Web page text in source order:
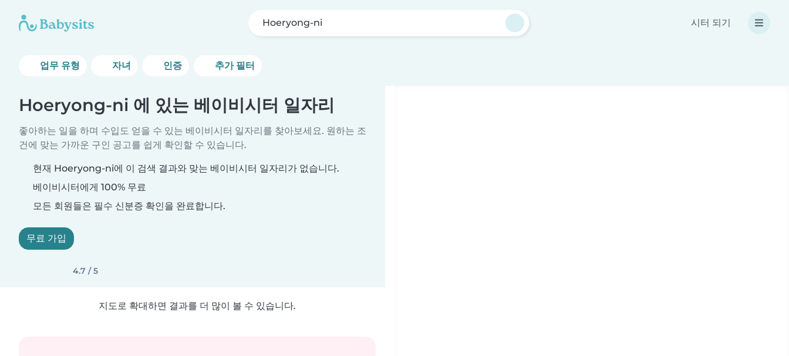
Hoeryong-ni 시터 되기
업무 유형 자녀 인증 추가 필터
Hoeryong-ni 에 있는 베이비시터 일자리
좋아하는 일을 하며 수입도 얻을 수 있는 베이비시터 일자리를 찾아보세요. 원하는 조
건에 맞는 가까운 구인 공고를 쉽게 확인할 수 있습니다.
현재 Hoeryong-ni에 이 검색 결과와 맞는 베이비시터 일자리가 없습니다.
베이비시터에게 100% 무료
모든 회원들은 필수 신분증 확인을 완료합니다.
무료 가입
4.7 / 5
지도로 확대하면 결과를 더 많이 볼 수 있습니다.